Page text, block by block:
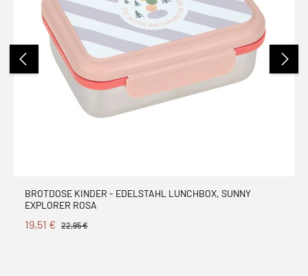
BROTDOSE KINDER - EDELSTAHL LUNCHBOX, SUNNY
EXPLORER ROSA
19,51 € 22,95 €